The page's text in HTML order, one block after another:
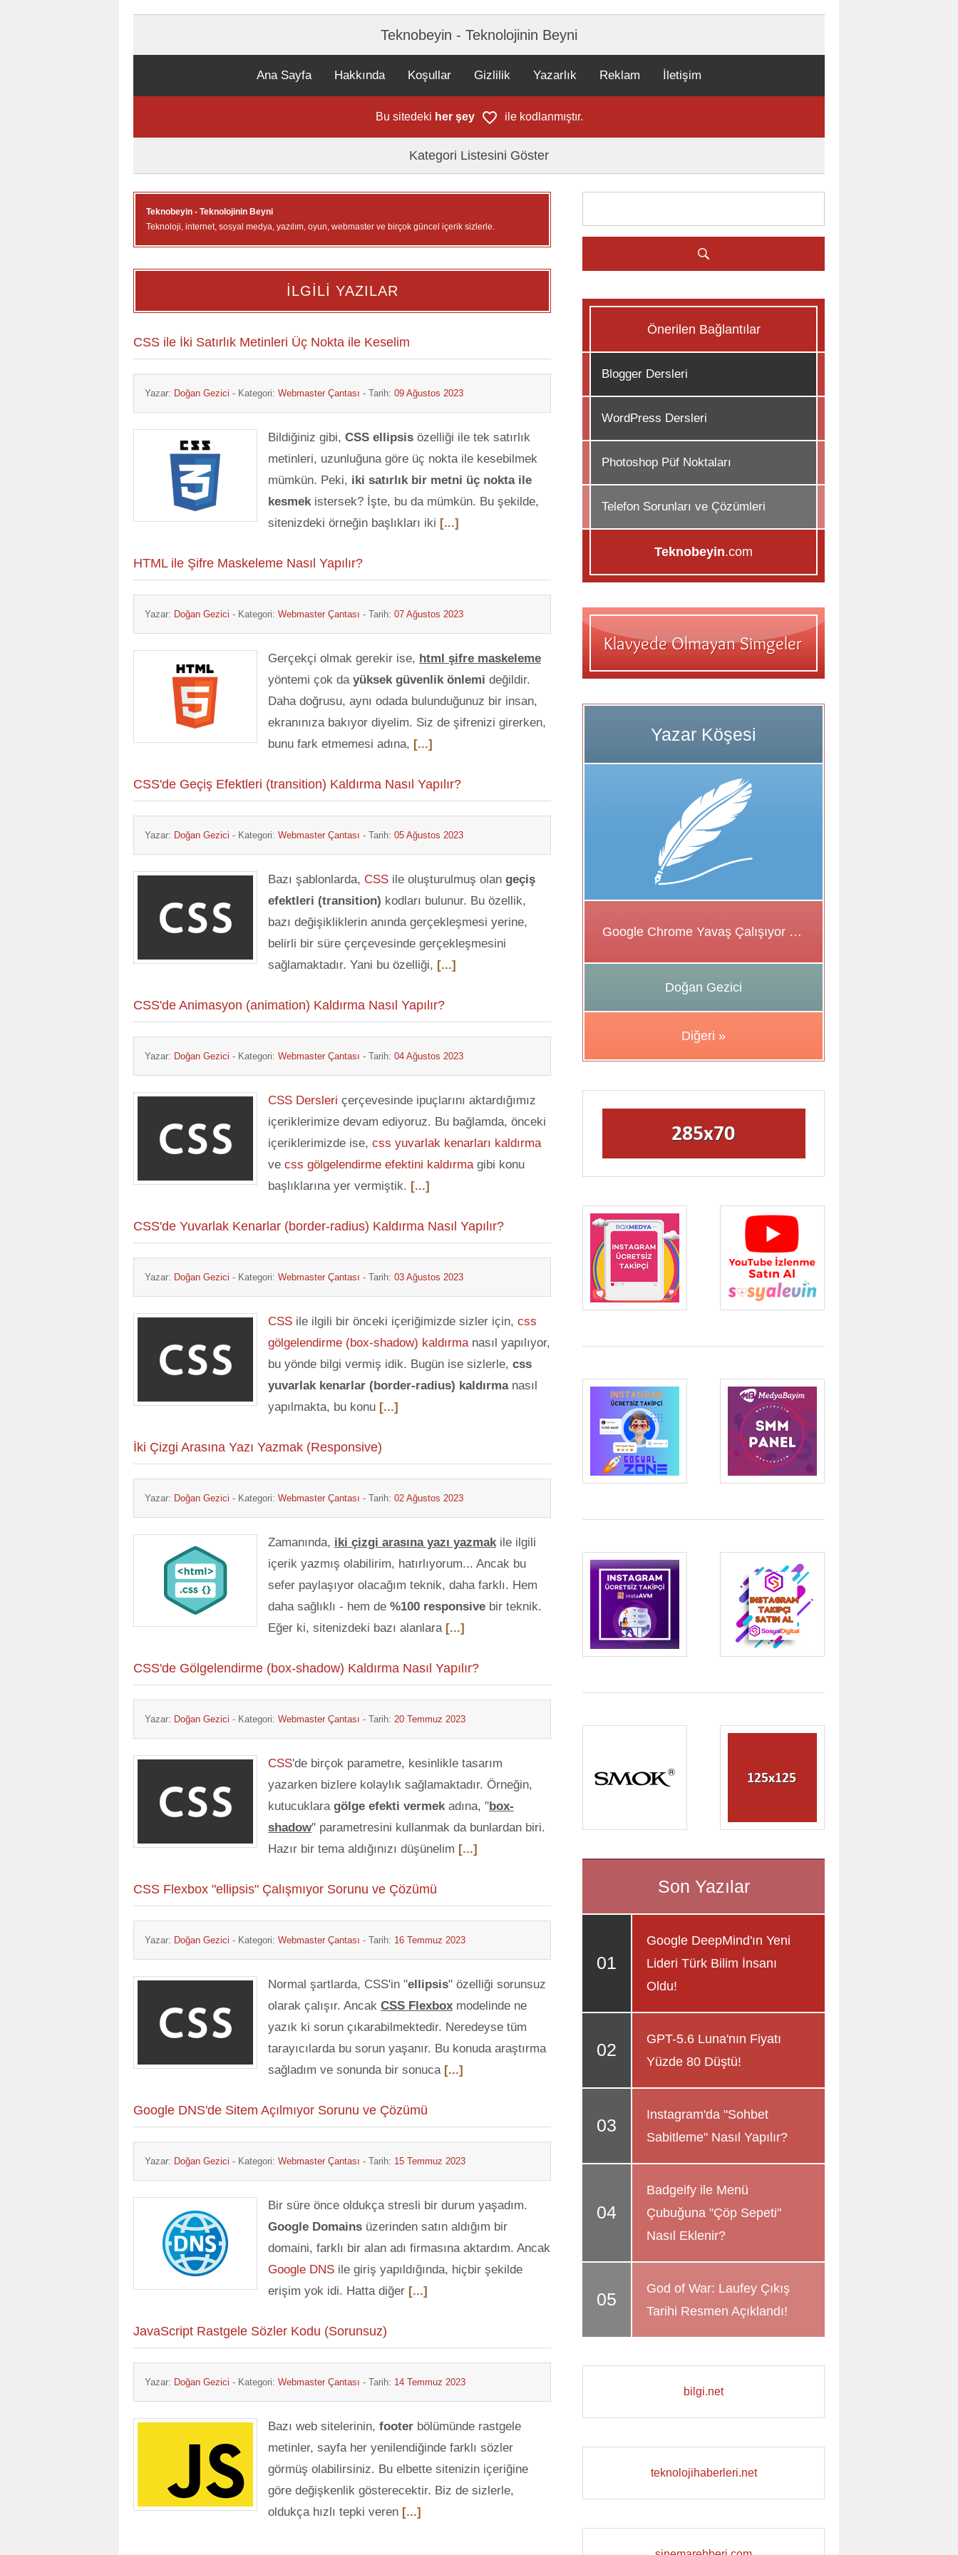
Teknobeyin - Teknolojinin Beyni
Ana Sayfa Hakkında Koşullar Gizlilik Yazarlık Reklam İletişim
Bu sitedeki her şey ile kodlanmıştır.
Kategori Listesini Göster
Teknobeyin - Teknolojinin Beyni
Teknoloji, internet, sosyal medya, yazılım, oyun, webmaster ve birçok güncel içerik sizlerle.
İLGİLİ YAZILAR
CSS ile İki Satırlık Metinleri Üç Nokta ile Keselim
Yazar: Doğan Gezici - Kategori: Webmaster Çantası - Tarih: 09 Ağustos 2023
Bildiğiniz gibi, CSS ellipsis özelliği ile tek satırlık
metinleri, uzunluğuna göre üç nokta ile kesebilmek
mümkün. Peki, iki satırlık bir metni üç nokta ile
kesmekistersek? İşte, bu da mümkün. Bu şekilde,
sitenizdeki örneğin başlıkları iki [...]
HTML ile Şifre Maskeleme Nasıl Yapılır?
Yazar: Doğan Gezici - Kategori: Webmaster Çantası - Tarih: 07 Ağustos 2023
Gerçekçi olmak gerekir ise, html şifre maskeleme
yöntemi çok da yüksek güvenlik önlemi değildir.
Daha doğrusu, aynı odada bulunduğunuz bir insan,
ekranınıza bakıyor diyelim. Siz de şifrenizi girerken,
bunu fark etmemesi adına, [...]
CSS'de Geçiş Efektleri (transition) Kaldırma Nasıl Yapılır?
Yazar: Doğan Gezici - Kategori: Webmaster Çantası - Tarih: 05 Ağustos 2023
Bazı şablonlarda, CSS ile oluşturulmuş olan geçiş
efektleri (transition) kodları bulunur. Bu özellik,
bazı değişikliklerin anında gerçekleşmesi yerine,
belirli bir süre çerçevesinde gerçekleşmesini
sağlamaktadır. Yani bu özelliği, [...]
CSS'de Animasyon (animation) Kaldırma Nasıl Yapılır?
Yazar: Doğan Gezici - Kategori: Webmaster Çantası - Tarih: 04 Ağustos 2023
CSS Dersleri çerçevesinde ipuçlarını aktardığımız
içeriklerimize devam ediyoruz. Bu bağlamda, önceki
içeriklerimizde ise, css yuvarlak kenarları kaldırma
ve css gölgelendirme efektini kaldırmagibi konu
başlıklarına yer vermiştik. [...]
CSS'de Yuvarlak Kenarlar (border-radius) Kaldırma Nasıl Yapılır?
Yazar: Doğan Gezici - Kategori: Webmaster Çantası - Tarih: 03 Ağustos 2023
CSS ile ilgili bir önceki içeriğimizde sizler için, css
gölgelendirme (box-shadow) kaldırmanasıl yapılıyor,
bu yönde bilgi vermiş idik. Bugün ise sizlerle, css
yuvarlak kenarlar (border-radius) kaldırmanasıl
yapılmakta, bu konu [...]
İki Çizgi Arasına Yazı Yazmak (Responsive)
Yazar: Doğan Gezici - Kategori: Webmaster Çantası - Tarih: 02 Ağustos 2023
Zamanında, iki çizgi arasına yazı yazmakile ilgili
içerik yazmış olabilirim, hatırlıyorum... Ancak bu
sefer paylaşıyor olacağım teknik, daha farklı. Hem
daha sağlıklı - hem de %100 responsive bir teknik.
Eğer ki, sitenizdeki bazı alanlara [...]
CSS'de Gölgelendirme (box-shadow) Kaldırma Nasıl Yapılır?
Yazar: Doğan Gezici - Kategori: Webmaster Çantası - Tarih: 20 Temmuz 2023
CSS'de birçok parametre, kesinlikle tasarım
yazarken bizlere kolaylık sağlamaktadır. Örneğin,
kutucuklara gölge efekti vermekadına, "box-
shadow" parametresini kullanmak da bunlardan biri.
Hazır bir tema aldığınızı düşünelim [...]
CSS Flexbox "ellipsis" Çalışmıyor Sorunu ve Çözümü
Yazar: Doğan Gezici - Kategori: Webmaster Çantası - Tarih: 16 Temmuz 2023
Normal şartlarda, CSS'in "ellipsis" özelliği sorunsuz
olarak çalışır. Ancak CSS Flexbox modelinde ne
yazık ki sorun çıkarabilmektedir. Neredeyse tüm
tarayıcılarda bu sorun yaşanır. Bu konuda araştırma
sağladım ve sonunda bir sonuca [...]
Google DNS'de Sitem Açılmıyor Sorunu ve Çözümü
Yazar: Doğan Gezici - Kategori: Webmaster Çantası - Tarih: 15 Temmuz 2023
Bir süre önce oldukça stresli bir durum yaşadım.
Google Domains üzerinden satın aldığım bir
domaini, farklı bir alan adı firmasına aktardım. Ancak
Google DNS ile giriş yapıldığında, hiçbir şekilde
erişim yok idi. Hatta diğer [...]
JavaScript Rastgele Sözler Kodu (Sorunsuz)
Yazar: Doğan Gezici - Kategori: Webmaster Çantası - Tarih: 14 Temmuz 2023
Bazı web sitelerinin, footer bölümünde rastgele
metinler, sayfa her yenilendiğinde farklı sözler
görmüş olabilirsiniz. Bu elbette sitenizin içeriğine
göre değişkenlik gösterecektir. Biz de sizlerle,
oldukça hızlı tepki veren [...]
Önerilen Bağlantılar
Blogger Dersleri
WordPress Dersleri
Photoshop Püf Noktaları
Telefon Sorunları ve Çözümleri
Teknobeyin.com
Google Chrome Yavaş Çalışıyor Sorunu için Çözüm Önerileri
Doğan Gezici
Diğeri »
Google DeepMind'ın Yeni
Lideri Türk Bilim İnsanı
Oldu!
GPT-5.6 Luna'nın Fiyatı
Yüzde 80 Düştü!
Instagram'da "Sohbet
Sabitleme" Nasıl Yapılır?
Badgeify ile Menü
Çubuğuna "Çöp Sepeti"
Nasıl Eklenir?
God of War: Laufey Çıkış
Tarihi Resmen Açıklandı!
bilgi.net
teknolojihaberleri.net